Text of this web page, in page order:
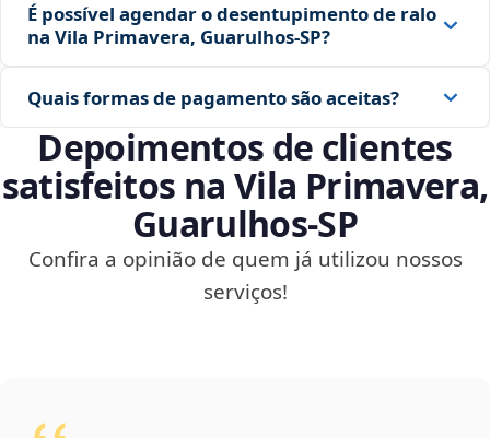
É possível agendar o desentupimento de ralo
na Vila Primavera, Guarulhos‑SP?
Quais formas de pagamento são aceitas?
Depoimentos de clientes
satisfeitos na Vila Primavera,
Guarulhos‑SP
Confira a opinião de quem já utilizou nossos
serviços!